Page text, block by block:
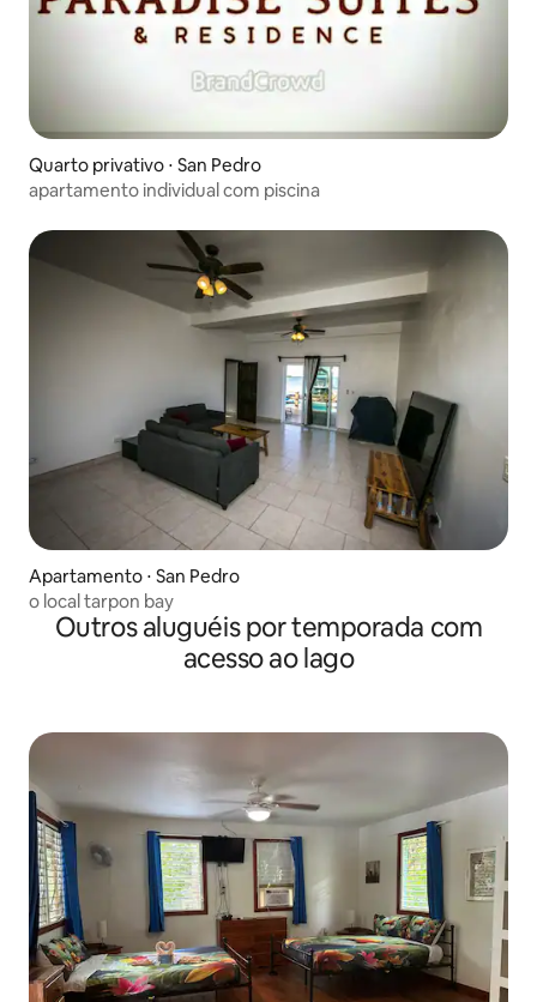
Quarto privativo ⋅ San Pedro
apartamento individual com piscina
Apartamento ⋅ San Pedro
o local tarpon bay
Outros aluguéis por temporada com
acesso ao lago